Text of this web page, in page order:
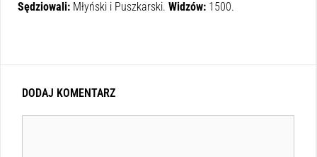
Sędziowali: Młyński i Puszkarski. Widzów: 1500.
DODAJ KOMENTARZ